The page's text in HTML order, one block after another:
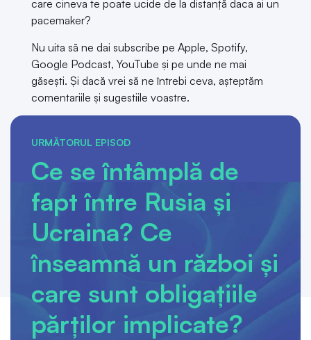
care cineva te poate ucide de la distanță daca ai un
pacemaker?
Nu uita să ne dai subscribe pe Apple, Spotify,
Google Podcast, YouTube și pe unde ne mai
găsești. Și dacă vrei să ne întrebi ceva, așteptăm
comentariile și sugestiile voastre.
URMĂTORUL EPISOD
Ce se întâmplă de
fapt între Rusia și
Ucraina? Ce
înseamnă un război și
care sunt obligațiile
părților implicate?